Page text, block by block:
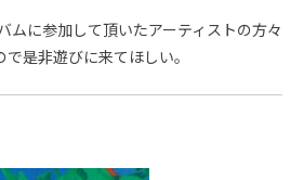
ムに参加して頂いたアーティストの方々
是非遊びに来てほしい。